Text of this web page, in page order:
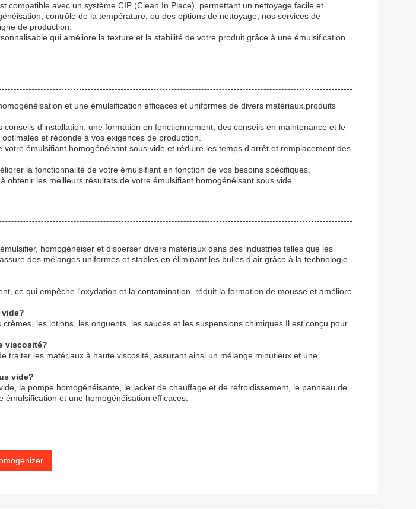
avec un système CIP (Clean In Place), permettant un nettoyage facile et
contrôle de la température, ou des options de nettoyage, nos services de
de production.
qui améliore la texture et la stabilité de votre produit grâce à une émulsification
et une émulsification efficaces et uniformes de divers matériaux.produits
d'installation, une formation en fonctionnement, des conseils en maintenance et le
et réponde à vos exigences de production.
émulsifiant homogénéisant sous vide et réduire les temps d'arrêt.et remplacement des
la fonctionnalité de votre émulsifiant en fonction de vos besoins spécifiques.
les meilleurs résultats de votre émulsifiant homogénéisant sous vide.
homogénéiser et disperser divers matériaux dans des industries telles que les
des mélanges uniformes et stables en éliminant les bulles d'air grâce à la technologie
ce qui empêche l'oxydation et la contamination, réduit la formation de mousse,et améliore
les lotions, les onguents, les sauces et les suspensions chimiques.Il est conçu pour
viscosité?
traiter les matériaux à haute viscosité, assurant ainsi un mélange minutieux et une
vide?
la pompe homogénéisante, le jacket de chauffage et de refroidissement, le panneau de
et une homogénéisation efficaces.